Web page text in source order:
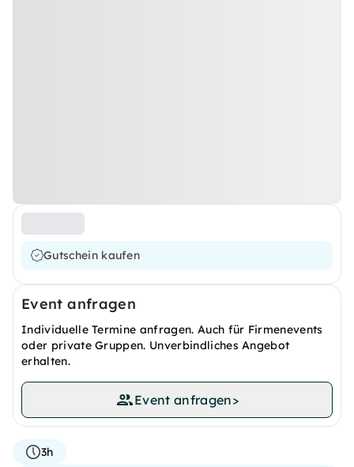
Gutschein kaufen
Event anfragen
Individuelle Termine anfragen. Auch für Firmenevents
oder private Gruppen. Unverbindliches Angebot
erhalten.
Event anfragen>
3h